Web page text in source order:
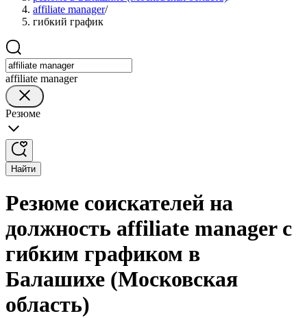
affiliate manager/
гибкий график
affiliate manager
Резюме
Найти
Резюме соискателей на
должность affiliate manager с
гибким графиком в
Балашихе (Московская
область)